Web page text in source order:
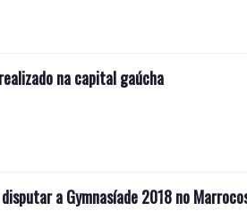
na capital gaúcha
a Gymnasíade 2018 no